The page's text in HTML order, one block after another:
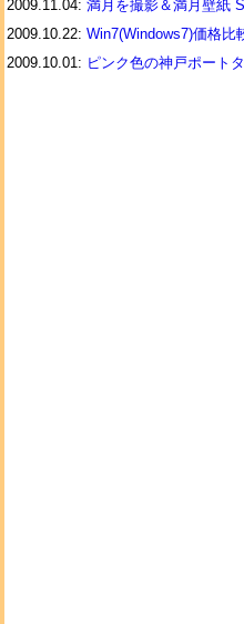
2009.11.04: 満月を撮影＆満月壁紙
2009.10.22: Win7(Windows7)価格比
2009.10.01: ピンク色の神戸ポート